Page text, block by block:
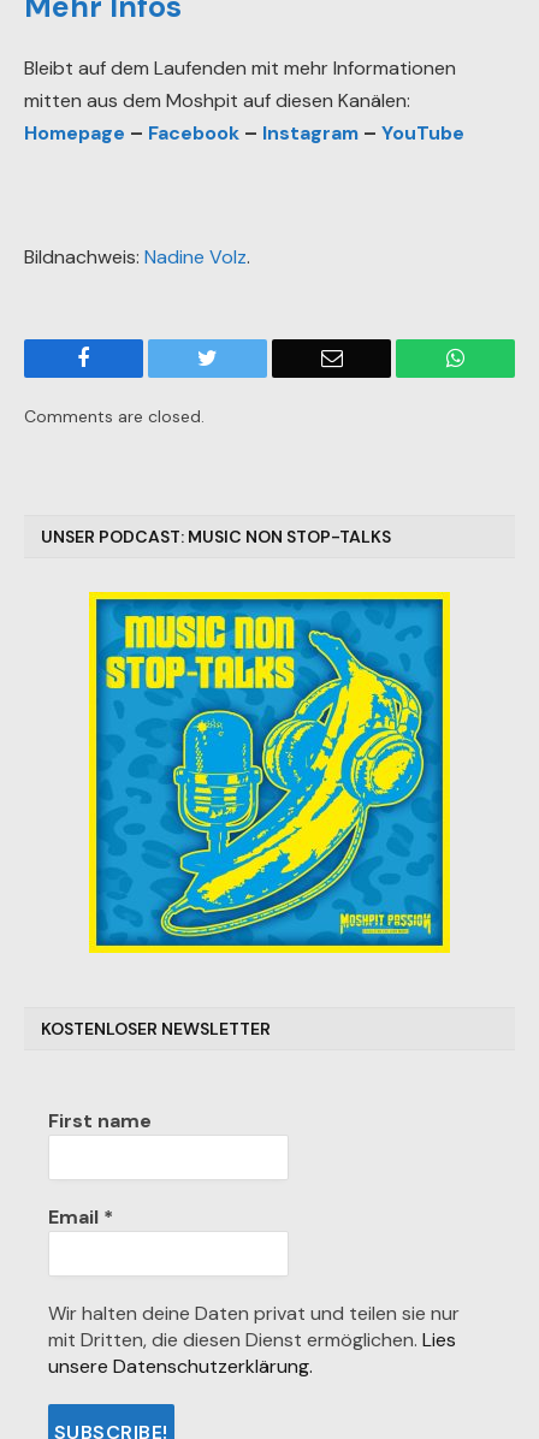
Bleibt auf dem Laufenden mit mehr Informationen
mitten aus dem Moshpit auf diesen Kanälen:
Homepage – Facebook – Instagram – YouTube
Bildnachweis: Nadine Volz.
Email
Comments are closed.
UNSER PODCAST: MUSIC NON STOP-TALKS
KOSTENLOSER NEWSLETTER
First name
Email *
Wir halten deine Daten privat und teilen sie nur
mit Dritten, die diesen Dienst ermöglichen. Lies
unsere Datenschutzerklärung.